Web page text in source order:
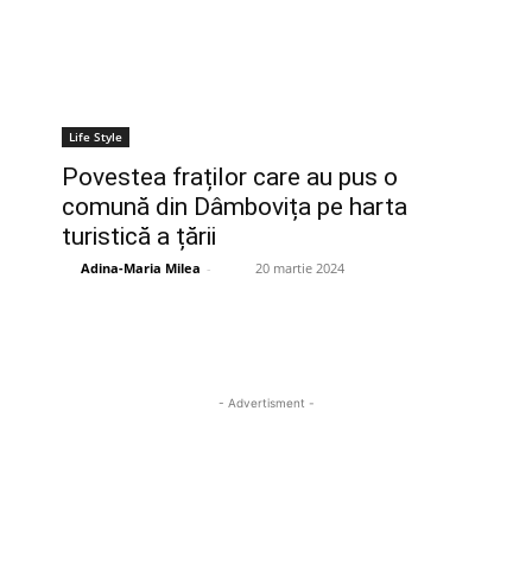
Life Style
Povestea fraților care au pus o
comună din Dâmbovița pe harta
turistică a țării
Adina-Maria Milea - 20 martie 2024
- Advertisment -